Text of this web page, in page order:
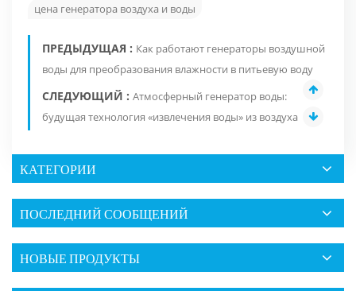
цена генератора воздуха и воды
ПРЕДЫДУЩАЯ : Как работают генераторы воздушной
воды для преобразования влажности в питьевую воду
СЛЕДУЮЩИЙ : Атмосферный генератор воды:
будущая технология «извлечения воды» из воздуха
КАТЕГОРИИ
ПОСЛЕДНИЙ СООБЩЕНИЙ
НОВЫЕ ПРОДУКТЫ